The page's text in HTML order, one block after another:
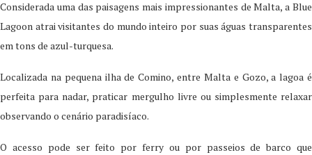
Considerada uma das paisagens mais impressionantes de Malta, a Blue
Lagoon atrai visitantes do mundo inteiro por suas águas transparentes
em tons de azul-turquesa.
Localizada na pequena ilha de Comino, entre Malta e Gozo, a lagoa é
perfeita para nadar, praticar mergulho livre ou simplesmente relaxar
observando o cenário paradisíaco.
O acesso pode ser feito por ferry ou por passeios de barco que